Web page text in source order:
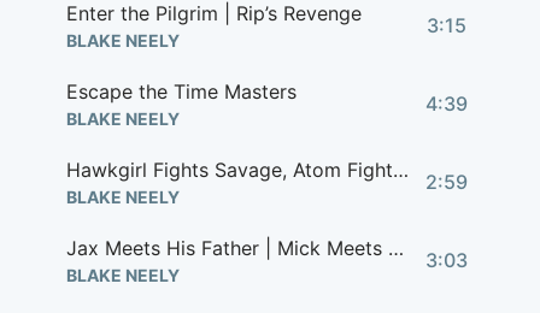
Enter the Pilgrim | Rip’s Revenge
BLAKE NEELY
3:15
Escape the Time Masters
BLAKE NEELY
4:39
Hawkgirl Fights Savage, Atom Fights Leviathan
BLAKE NEELY
2:59
Jax Meets His Father | Mick Meets Himself
BLAKE NEELY
3:03